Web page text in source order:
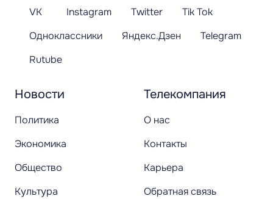
Новости
Политика
Экономика
Общество
Культура
Телекомпания
О нас
Контакты
Карьера
Обратная связь
VK Instagram Twitter
Tik Tok
Одноклассники
Яндекс.Дзен
Telegram
Rutube